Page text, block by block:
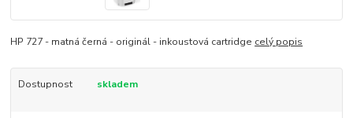
HP 727 - matná černá - originál - inkoustová cartridge celý popis
Dostupnost skladem